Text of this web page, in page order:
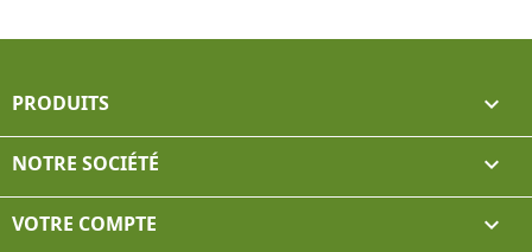
PRODUITS 
NOTRE SOCIÉTÉ 
VOTRE COMPTE 